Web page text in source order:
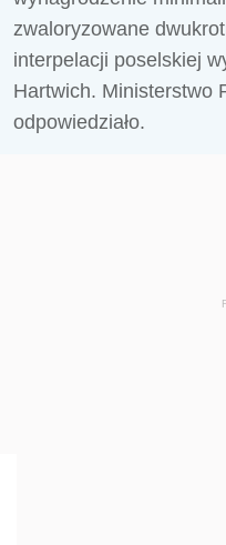
zwaloryzowane
interpelacji poselskiej
Hartwich. Ministerstwo
odpowiedziało.